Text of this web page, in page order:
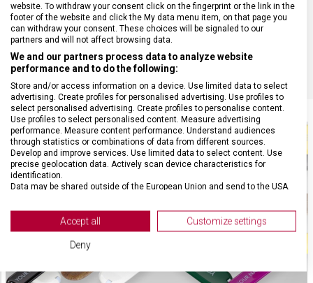
MATERIÁL Alox
BARVA Červená
website. To withdraw your consent click on the fingerprint or the link in the
footer of the website and click the My data menu item, on that page you
can withdraw your consent. These choices will be signaled to our
partners and will not affect browsing data.
We and our partners process data to analyze website
performance and to do the following:
Store and/or access information on a device. Use limited data to select
advertising. Create profiles for personalised advertising. Use profiles to
select personalised advertising. Create profiles to personalise content.
Use profiles to select personalised content. Measure advertising
performance. Measure content performance. Understand audiences
through statistics or combinations of data from different sources.
Develop and improve services. Use limited data to select content. Use
precise geolocation data. Actively scan device characteristics for
identification.
Data may be shared outside of the European Union and send to the USA.
View Partner List (2 IAB Vendors)
We use your data for the following purposes:
Store and/or access information on a device
Accept all Customize settings
Deny